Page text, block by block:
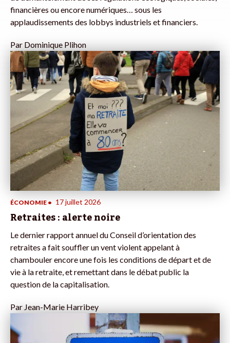
financières ou encore numériques… sous les
applaudissements des lobbys industriels et financiers.
Par Dominique Plihon
ÉCONOMIE • 17 juillet 2026
Retraites : alerte noire
Le dernier rapport annuel du Conseil d’orientation des
retraites a fait souffler un vent violent appelant à
chambouler encore une fois les conditions de départ et de
vie à la retraite, et remettant dans le débat public la
question de la capitalisation.
Par Jean-Marie Harribey